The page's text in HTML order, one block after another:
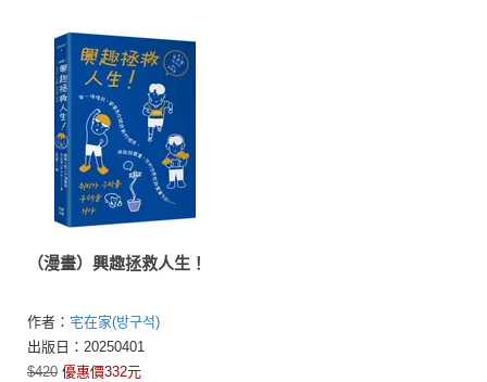
（漫畫）興趣拯救人生！
作者： 宅在家(방구석)
出版日：20250401
$420 優惠價332元